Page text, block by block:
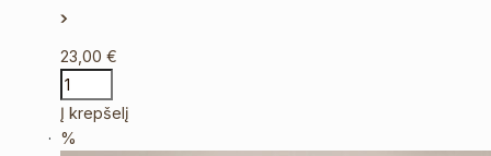
23,00€
Į krepšelį
%